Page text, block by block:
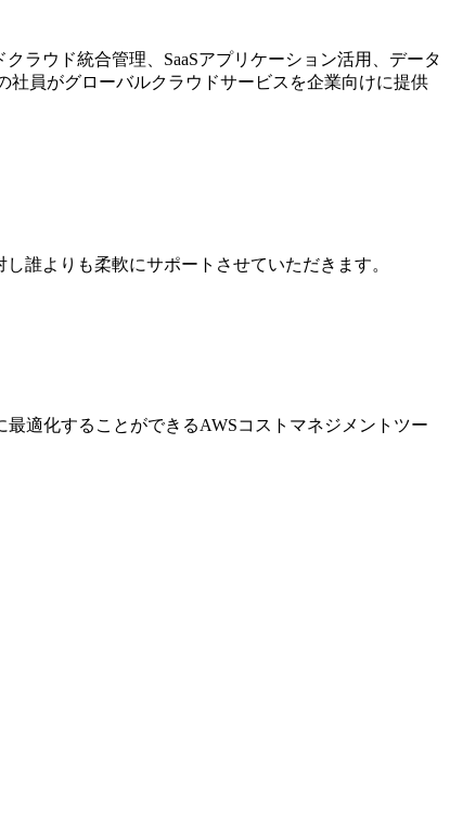
ラウド統合管理、SaaSアプリケーション活用、データ
社員がグローバルクラウドサービスを企業向けに提供
誰よりも柔軟にサポートさせていただきます。
適化することができるAWSコストマネジメントツー